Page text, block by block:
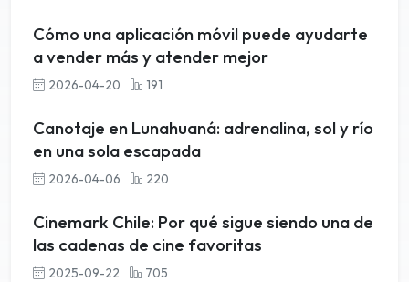
Cómo una aplicación móvil puede ayudarte
a vender más y atender mejor
2026-04-20 191
Canotaje en Lunahuaná: adrenalina, sol y río
en una sola escapada
2026-04-06 220
Cinemark Chile: Por qué sigue siendo una de
las cadenas de cine favoritas
2025-09-22 705